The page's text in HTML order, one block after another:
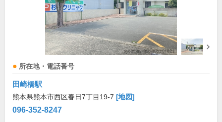
所在地・電話番号
田崎橋駅
熊本県熊本市西区春日7丁目19-7 [地図]
096-352-8247